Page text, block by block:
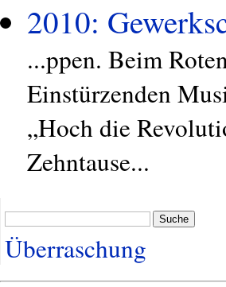
2010:
...ppen. Beim
Einstürzenden
„Hoch die
Zehntause...
Suche
Überraschung